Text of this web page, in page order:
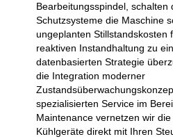
Bearbeitungsspindel, schalten
Schutzsysteme die Maschine
ungeplanten Stillstandskosten
reaktiven Instandhaltung zu
datenbasierten Strategie
die Integration moderner
spezialisierten Service im
Maintenance vernetzen wir
Kühlgeräte direkt mit Ihren